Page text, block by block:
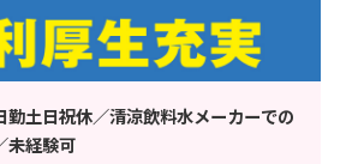
勤土日祝休／清涼飲料水メーカーでの
未経験可